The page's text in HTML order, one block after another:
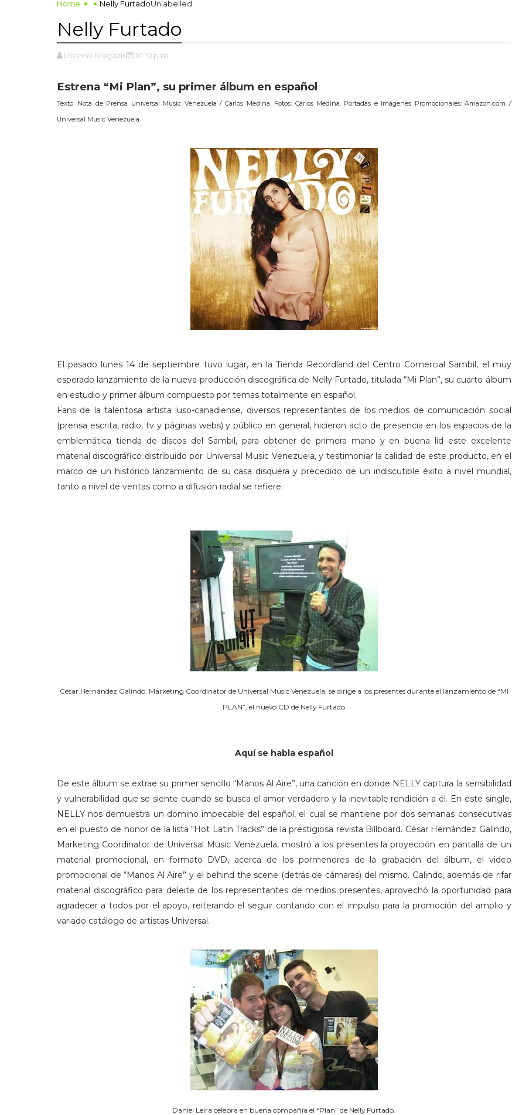
Home Unlabelled
Nelly Furtado
Nelly Furtado
Diverso Magazine 10:10 p.m.
Estrena “Mi Plan”, su primer álbum en español
Texto: Nota de Prensa Universal Music Venezuela / Carlos Medina. Fotos: Carlos Medina. Portadas e Imágenes Promocionales: Amazon.com /
Universal Music Venezuela.
El pasado lunes 14 de septiembre tuvo lugar, en la Tienda Recordland del Centro Comercial Sambil, el muy
esperado lanzamiento de la nueva producción discográfica de Nelly Furtado, titulada “Mi Plan”, su cuarto álbum
en estudio y primer álbum compuesto por temas totalmente en español.
Fans de la talentosa artista luso-canadiense, diversos representantes de los medios de comunicación social
(prensa escrita, radio, tv y páginas webs) y público en general, hicieron acto de presencia en los espacios de la
emblemática tienda de discos del Sambil, para obtener de primera mano y en buena lid este excelente
material discográfico distribuido por Universal Music Venezuela, y testimoniar la calidad de este producto, en el
marco de un histórico lanzamiento de su casa disquera y precedido de un indiscutible éxito a nivel mundial,
tanto a nivel de ventas como a difusión radial se refiere.
César Hernández Galindo, Marketing Coordinator de Universal Music Venezuela, se dirige a los presentes durante el lanzamiento de “MI
PLAN”, el nuevo CD de Nelly Furtado
Aquí se habla español
De este álbum se extrae su primer sencillo “Manos Al Aire”, una canción en donde NELLY captura la sensibilidad
y vulnerabilidad que se siente cuando se busca el amor verdadero y la inevitable rendición a él. En este single,
NELLY nos demuestra un domino impecable del español, el cual se mantiene por dos semanas consecutivas
en el puesto de honor de la lista “Hot Latin Tracks” de la prestigiosa revista Billboard. César Hernández Galindo,
Marketing Coordinator de Universal Music Venezuela, mostró a los presentes la proyección en pantalla de un
material promocional, en formato DVD, acerca de los pormenores de la grabación del álbum, el video
promocional de “Manos Al Aire” y el behind the scene (detrás de cámaras) del mismo. Galindo, además de rifar
material discográfico para deleite de los representantes de medios presentes, aprovechó la oportunidad para
agradecer a todos por el apoyo, reiterando el seguir contando con el impulso para la promoción del amplio y
variado catálogo de artistas Universal.
Daniel Leira celebra en buena compañía el “Plan” de Nelly Furtado.